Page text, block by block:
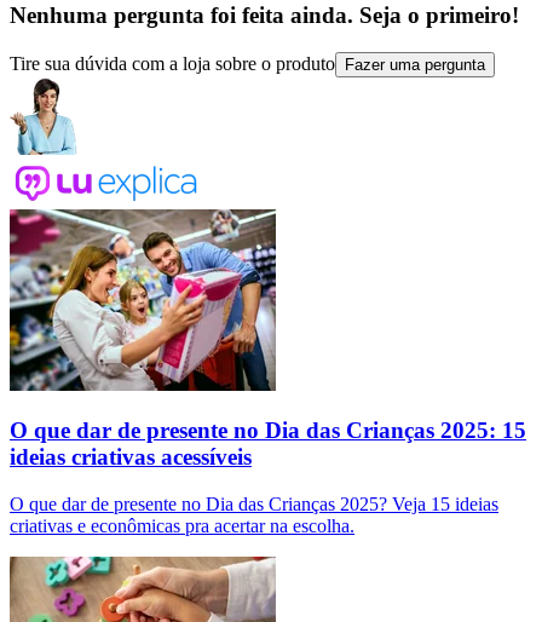
Nenhuma pergunta foi feita ainda. Seja o primeiro!
Tire sua dúvida com a loja sobre o produto Fazer uma pergunta
O que dar de presente no Dia das Crianças 2025: 15
ideias criativas acessíveis
O que dar de presente no Dia das Crianças 2025? Veja 15 ideias
criativas e econômicas pra acertar na escolha.